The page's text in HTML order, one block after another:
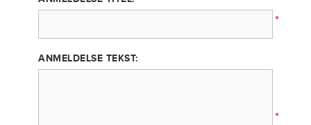
*
ANMELDELSE TEKST:
*